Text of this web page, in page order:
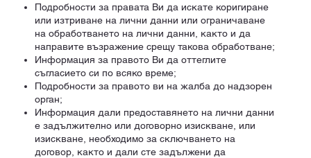
Подробности за правата Ви да искате коригиране
или изтриване на лични данни или ограничаване
на обработването на лични данни, както и да
направите възражение срещу такова обработване;
Информация за правото Ви да оттеглите
съгласието си по всяко време;
Подробности за правото ви на жалба до надзорен
орган;
Информация дали предоставянето на лични данни
е задължително или договорно изискване, или
изискване, необходимо за сключването на
договор, както и дали сте задължени да